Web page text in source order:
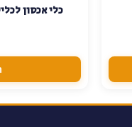
כלי אכסון